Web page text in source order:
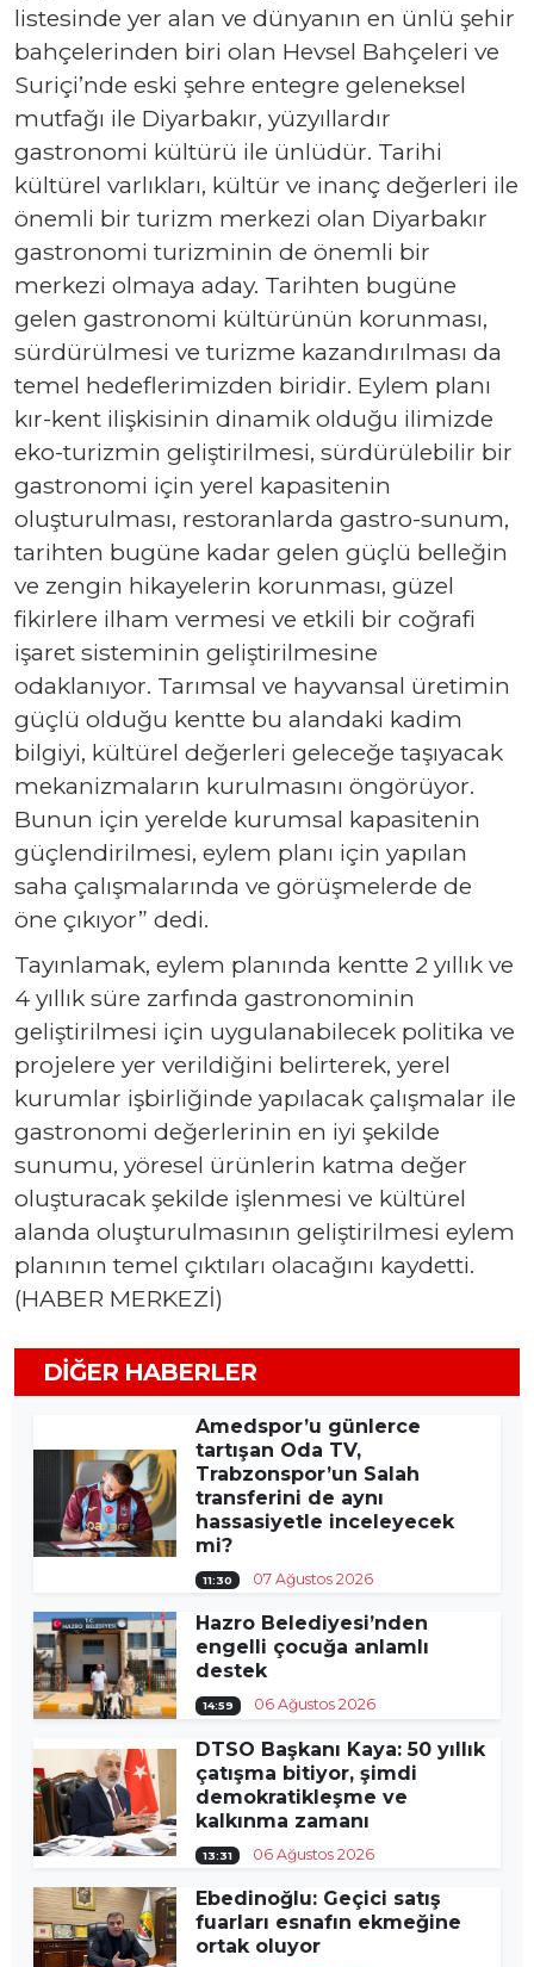
listesinde yer alan ve dünyanın en ünlü şehir
bahçelerinden biri olan Hevsel Bahçeleri ve
Suriçi’nde eski şehre entegre geleneksel
mutfağı ile Diyarbakır, yüzyıllardır
gastronomi kültürü ile ünlüdür. Tarihi
kültürel varlıkları, kültür ve inanç değerleri ile
önemli bir turizm merkezi olan Diyarbakır
gastronomi turizminin de önemli bir
merkezi olmaya aday. Tarihten bugüne
gelen gastronomi kültürünün korunması,
sürdürülmesi ve turizme kazandırılması da
temel hedeflerimizden biridir. Eylem planı
kır-kent ilişkisinin dinamik olduğu ilimizde
eko-turizmin geliştirilmesi, sürdürülebilir bir
gastronomi için yerel kapasitenin
oluşturulması, restoranlarda gastro-sunum,
tarihten bugüne kadar gelen güçlü belleğin
ve zengin hikayelerin korunması, güzel
fikirlere ilham vermesi ve etkili bir coğrafi
işaret sisteminin geliştirilmesine
odaklanıyor. Tarımsal ve hayvansal üretimin
güçlü olduğu kentte bu alandaki kadim
bilgiyi, kültürel değerleri geleceğe taşıyacak
mekanizmaların kurulmasını öngörüyor.
Bunun için yerelde kurumsal kapasitenin
güçlendirilmesi, eylem planı için yapılan
saha çalışmalarında ve görüşmelerde de
öne çıkıyor” dedi.
Tayınlamak, eylem planında kentte 2 yıllık ve
4 yıllık süre zarfında gastronominin
geliştirilmesi için uygulanabilecek politika ve
projelere yer verildiğini belirterek, yerel
kurumlar işbirliğinde yapılacak çalışmalar ile
gastronomi değerlerinin en iyi şekilde
sunumu, yöresel ürünlerin katma değer
oluşturacak şekilde işlenmesi ve kültürel
alanda oluşturulmasının geliştirilmesi eylem
planının temel çıktıları olacağını kaydetti.
(HABER MERKEZİ)
DIĞER HABERLER
Amedspor’u günlerce
tartışan Oda TV,
Trabzonspor’un Salah
transferini de aynı
hassasiyetle inceleyecek
mi?
11:30 07 Ağustos 2026
Hazro Belediyesi’nden
engelli çocuğa anlamlı
destek
14:59 06 Ağustos 2026
DTSO Başkanı Kaya: 50 yıllık
çatışma bitiyor, şimdi
demokratikleşme ve
kalkınma zamanı
13:31 06 Ağustos 2026
Ebedinoğlu: Geçici satış
fuarları esnafın ekmeğine
ortak oluyor